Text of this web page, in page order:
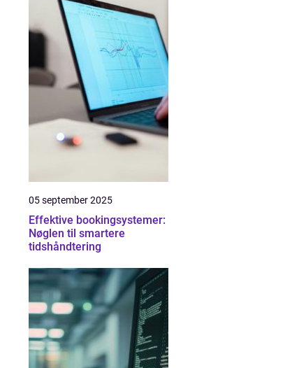
05 september 2025
Effektive bookingsystemer:
Nøglen til smartere
tidshåndtering